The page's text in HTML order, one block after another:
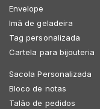
Envelope
Imã de geladeira
Tag personalizada
Cartela para bijouteria
Sacola Personalizada
Bloco de notas
Talão de pedidos